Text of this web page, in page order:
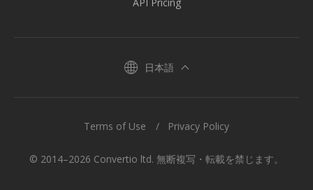
日本語
© 2014–2026 Convertio ltd. 無断複写・転載を禁じます。
Terms of Use Privacy Policy